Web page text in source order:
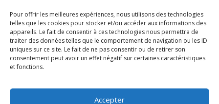
Pour offrir les meilleures expériences, nous utilisons des technologies
telles que les cookies pour stocker et/ou accéder aux informations des
appareils. Le fait de consentir à ces technologies nous permettra de
traiter des données telles que le comportement de navigation ou les ID
uniques sur ce site. Le fait de ne pas consentir ou de retirer son
consentement peut avoir un effet négatif sur certaines caractéristiques
et fonctions.
Accepter
et de loisirs
Contact